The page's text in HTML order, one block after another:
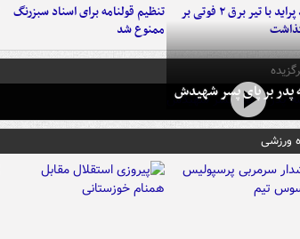
برخورد پراید با تیر برق ۲ فوتی بر
تنظیم قولنامه برای اسناد سبزرنگ
ممنوع شد
پدر بر پای پسر شهیدش
ورزشی